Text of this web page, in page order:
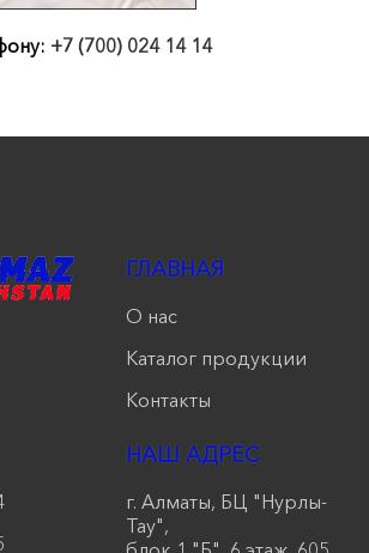
+7 (700) 024 14 14
ГЛАВНАЯ
О нас
Каталог продукции
Контакты
НАШ АДРЕС
г. Алматы, БЦ "Нурлы-
Тау",